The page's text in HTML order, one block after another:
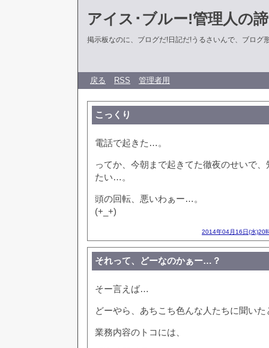
アイス･ブルー!管理人の
掲示板なのに、ブログだ!日記だ!うるさいんで、ブログ
戻る RSS 管理者用
こっくり
電話で起きた…。
ってか、今朝まで起きてた徹夜のせいで
たい…。
頭の回転、悪いわぁー…。
(+_+)
2014年04月16日(水)20
それって、どーなのかぁー…？
そー言えば…
どーやら、あちこち色んな人たちに聞い
業務内容のトコには、